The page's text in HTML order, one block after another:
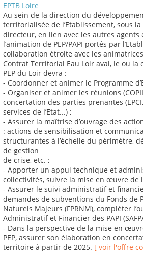
EPTB Loire
Au sein de la direction du
territorialisée de l’Etablissement, sous
directeur, en lien avec les autres agents
l’animation de PEP/PAPI portés par
collaboration étroite avec les
Contrat Territorial Eau Loir aval, le ou la
PEP du Loir devra :
- Coordonner et animer le Programme
- Organiser et animer les réunions
concertation des parties prenantes
services de l’Etat...) ;
- Assurer la maîtrise d’ouvrage des
: actions de sensibilisation et
structurantes à l’échelle du périmètre,
de gestion
de crise, etc. ;
- Apporter un appui technique et
collectivités, suivre la mise en œuvre de
- Assurer le suivi administratif et
demandes de subventions du Fonds de
Naturels Majeurs (FPRNM), compléter
Administratif et Financier des PAPI
- Dans la perspective de la mise en
PEP, assurer son élaboration en
territoire à partir de 2025. [ voir l'offre